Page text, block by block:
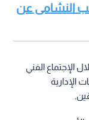
منتخب النشامى عن
الإجتماع الفني
الإدارية